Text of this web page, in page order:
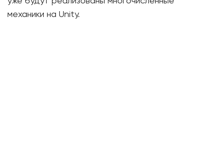
механики на Unity.